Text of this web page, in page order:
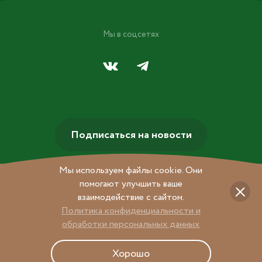
Мы используем файлы cookie. Они
помогают улучшить ваше
взаимодействие с сайтом.
Политика конфиденциальности и
обработки персональных данных
Хорошо
Мы в соцсетях
Подписаться на новости
© 2026 Центральный Детский Магазин на Лубянке